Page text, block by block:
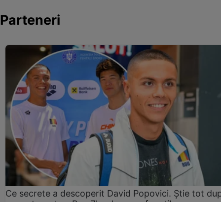
Parteneri
Ce secrete a descoperit David Popovici. Știe tot